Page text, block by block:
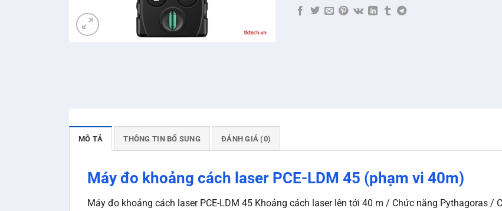
MÔ TẢ THÔNG TIN BỔ SUNG ĐÁNH GIÁ (0)
Máy đo khoảng cách laser PCE-LDM 45 (phạm vi 40m)
Máy đo khoảng cách laser PCE-LDM 45 Khoảng cách laser lên tới 40 m / Chức năng Pythagoras